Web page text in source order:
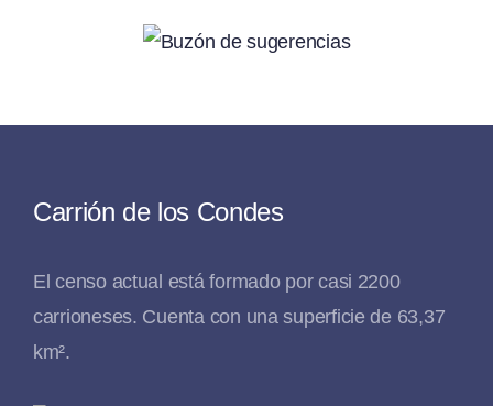
Carrión de los Condes
El censo actual está formado por casi 2200
carrioneses. Cuenta con una superficie de 63,37
km².